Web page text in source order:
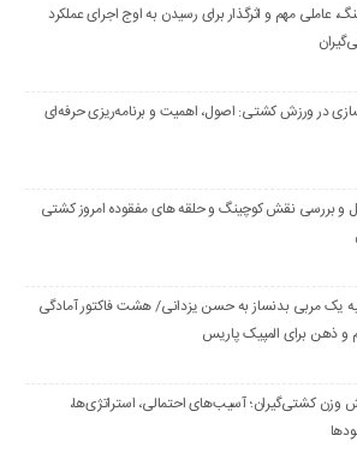
عاملی مهم و اثرگذار برای رسیدن به اوج اجرای عملکرد
در ورزش کشتی: اصول، اهمیت و برنامه‌ریزی حرفه‌ای
و بررسی نقش کوچینگ و حلقه های مفقوده امروز کشتی
یک مربی بدنساز به حسن یزدانی/ هشت فاکتور آمادگی
ذهن برای المپیک پاریس
وزن کشتی‌گیران؛ آسیب‌های احتمالی، استراتژی‌ها،